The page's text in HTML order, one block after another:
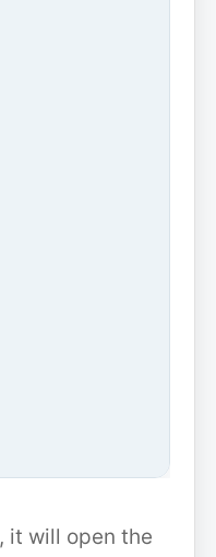
it will open the